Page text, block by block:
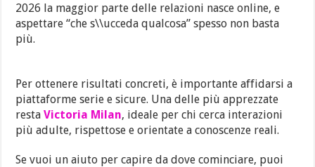
2026 la maggior parte delle relazioni nasce online, e
aspettare “che s\\ucceda qualcosa” spesso non basta
più.
Per ottenere risultati concreti, è importante affidarsi a
piattaforme serie e sicure. Una delle più apprezzate
restaVictoria Milan, ideale per chi cerca interazioni
più adulte, rispettose e orientate a conoscenze reali.
Se vuoi un aiuto per capire da dove cominciare, puoi